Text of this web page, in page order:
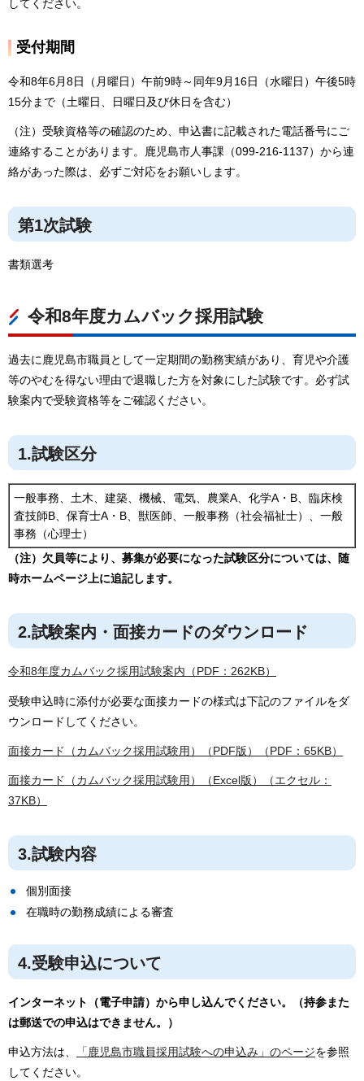
してください。
受付期間
令和8年6月8日（月曜日）午前9時～同年9月16日（水曜日）午後5時
15分まで（土曜日、日曜日及び休日を含む）
（注）受験資格等の確認のため、申込書に記載された電話番号にご
連絡することがあります。鹿児島市人事課（099-216-1137）から連
絡があった際は、必ずご対応をお願いします。
第1次試験
書類選考
令和8年度カムバック採用試験
過去に鹿児島市職員として一定期間の勤務実績があり、育児や介護
等のやむを得ない理由で退職した方を対象にした試験です。必ず試
験案内で受験資格等をご確認ください。
1.試験区分
一般事務、土木、建築、機械、電気、農業A、化学A・B、臨床検
査技師B、保育士A・B、獣医師、一般事務（社会福祉士）、一般
事務（心理士）
（注）欠員等により、募集が必要になった試験区分については、随
時ホームページ上に追記します。
2.試験案内・面接カードのダウンロード
令和8年度カムバック採用試験案内（PDF：262KB）
受験申込時に添付が必要な面接カードの様式は下記のファイルをダ
ウンロードしてください。
面接カード（カムバック採用試験用）（PDF版）（PDF：65KB）
面接カード（カムバック採用試験用）（Excel版）（エクセル：
37KB）
3.試験内容
個別面接
在職時の勤務成績による審査
4.受験申込について
インターネット（電子申請）から申し込んでください。（持参また
は郵送での申込はできません。）
申込方法は、 「鹿児島市職員採用試験への申込み」のページを参照
してください。